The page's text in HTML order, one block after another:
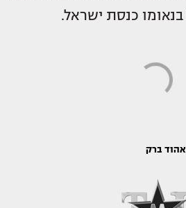
בנאומו כנסת ישראל.
אהוד ברק